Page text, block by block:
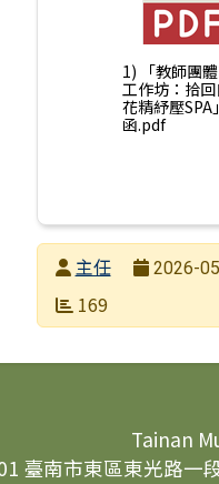
1) 「教師團
工作坊：拾
花精紓壓SPA
函.pdf
發布者
主任
發布日期
2026-
瀏覽次數
169
Tainan
臺南市東區東光路一